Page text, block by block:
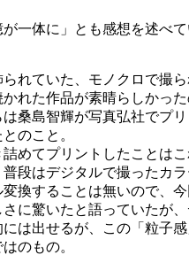
が一体に」とも感想を述べて
れていた、モノクロで撮
かれた作品が素晴らしかっ
桑島智輝が写真弘社でプリ
のこと。
詰めてプリントしたことは
段はデジタルで撮ったカ
変換することは無いので、
さに驚いたと語っていたが
には出せるが、この「粒子
のもの。